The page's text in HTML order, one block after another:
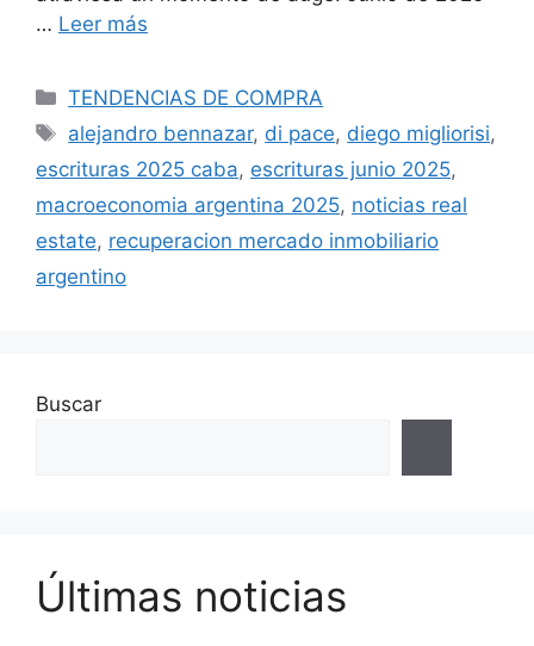
… Leer más
Categorías
TENDENCIAS DE COMPRA
Etiquetas
alejandro bennazar, di pace, diego migliorisi,
escrituras 2025 caba, escrituras junio 2025,
macroeconomia argentina 2025, noticias real
estate, recuperacion mercado inmobiliario
argentino
Buscar
Últimas noticias